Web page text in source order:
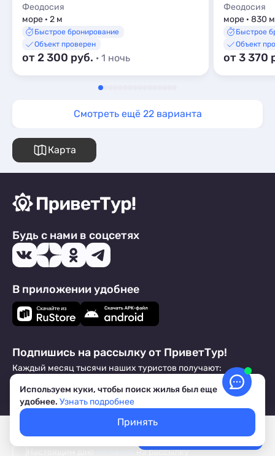
Феодосия
море · 2 м
Быстрое бронирование
Объект проверен
от 2 300 руб. · 1 ночь
Феодосия
море · 830 м
Быстрое
Объект
от 3 370
Смотреть ещё 22 варианта
Карта
Покажем свободное жилье
Выбрать даты
Будь с нами в соцсетях
В приложении удобнее
Подпишись на рассылку от ПриветТур!
Каждый месяц тысячи наших туристов получают:
путеводители по курортам, туристические лайфхаки
на рассылку
Используем куки, чтобы поиск жилья был еще
удобнее. Узнать подробнее
Принять